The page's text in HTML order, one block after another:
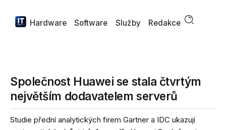
Hardware Software Služby Redakce
Společnost Huawei se stala čtvrtým
největším dodavatelem serverů
Studie přední analytických firem Gartner a IDC ukazují